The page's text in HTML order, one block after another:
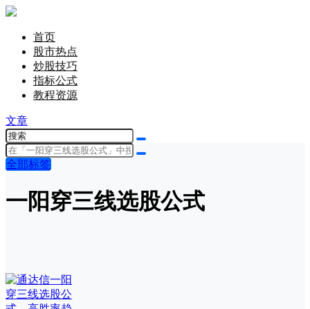
首页
股市热点
炒股技巧
指标公式
教程资源
文章
全部标签
一阳穿三线选股公式